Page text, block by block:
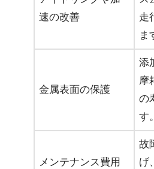
速の改善
走
ま
金属表面の保護
添
摩
の
す。
メンテナンス費用
故
げ